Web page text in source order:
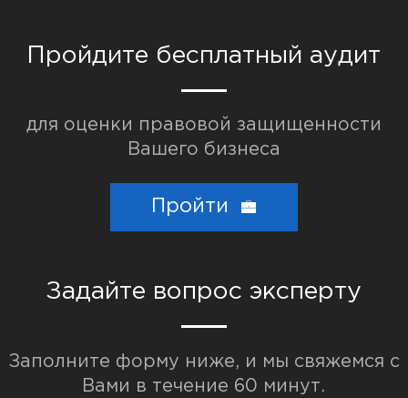
Пройдите бесплатный аудит
для оценки правовой защищенности
Вашего бизнеса
Пройти
Задайте вопрос эксперту
Заполните форму ниже, и мы свяжемся с
Вами в течение 60 минут.
Популярные запросы:
Взыскание долгов